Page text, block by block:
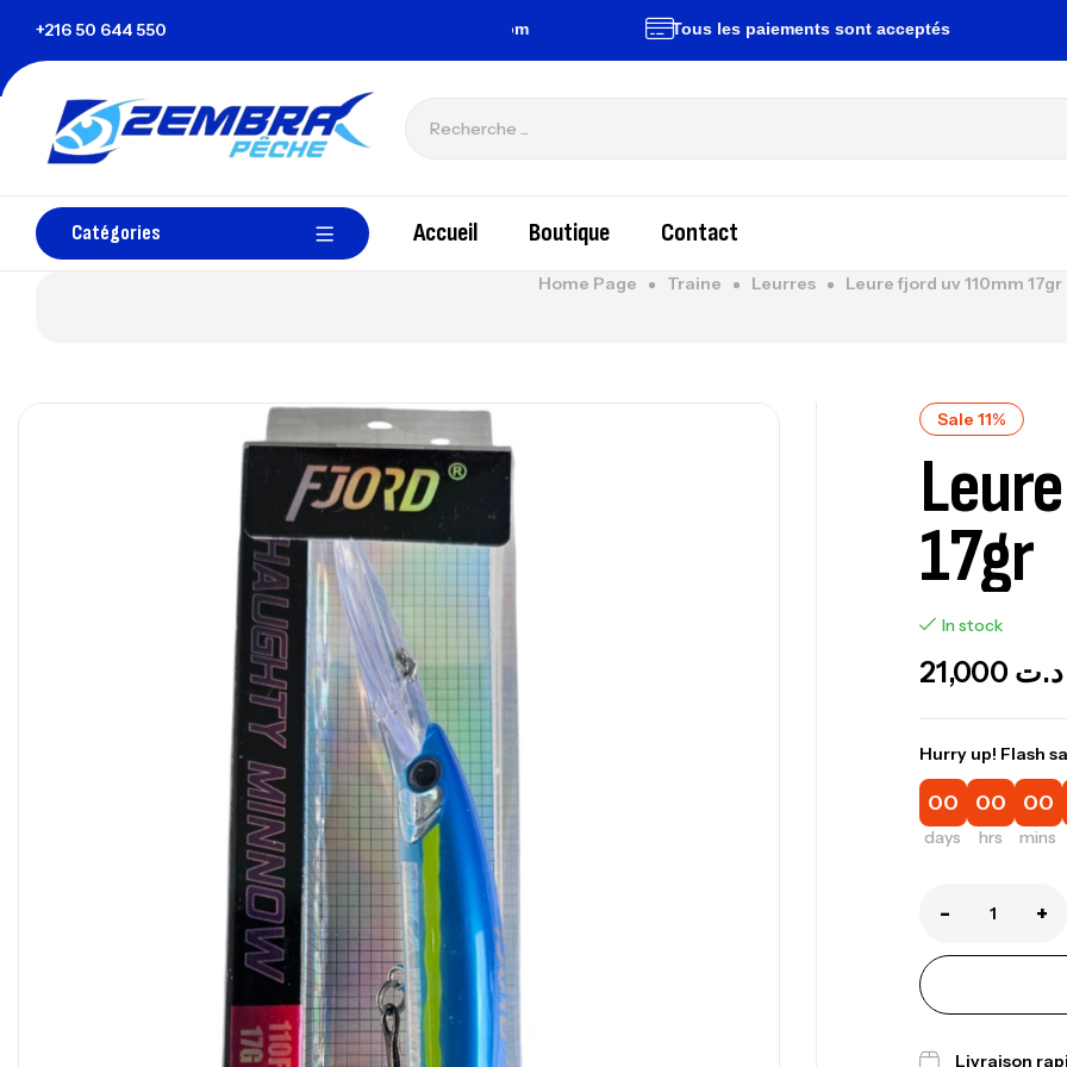
+216 50 644 550
Tunisie Tous les paiements sont acceptés
Catégories Accueil Boutique Contact
Home Page Traine Leurres Leure fjord uv 110mm 17gr
Sale 11%
17gr
In stock
د.ت 21,000
Hurry up! Flash
00
days
00
hrs
00
mins
- +
Livraison